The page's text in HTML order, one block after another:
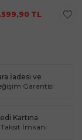
TL
İadesi ve
Garantisi
Kartına
Taksit İmkanı